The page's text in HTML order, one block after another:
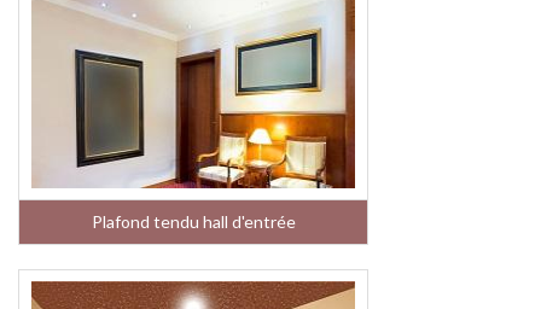
Plafond tendu hall d'entrée